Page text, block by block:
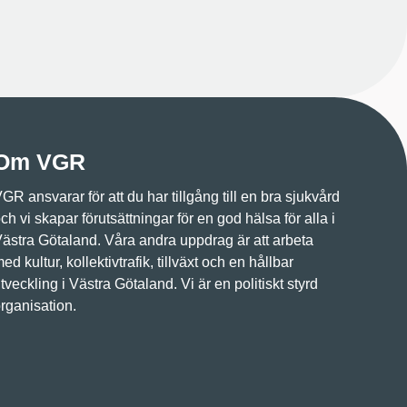
VGR
ansvarar för att du har tillgång till en bra sjukvård
vi skapar förutsättningar för en god hälsa för alla i
Götaland. Våra andra uppdrag är att arbeta
kultur, kollektivtrafik, tillväxt och en hållbar
i Västra Götaland. Vi är en politiskt styrd